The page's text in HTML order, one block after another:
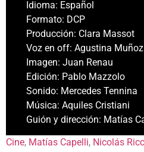
Idioma: Español
Formato: DCP
Producción: Clara Massot
Voz en off: Agustina Muñoz
Imagen: Juan Renau
Edición: Pablo Mazzolo
Sonido: Mercedes Tennina
Música: Aquiles Cristiani
Guión y dirección: Matías
Cine, Matías Capelli, Nicolás